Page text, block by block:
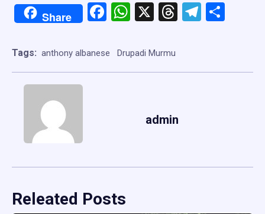
Share Facebook
WhatsApp
X Threads
Tags: anthony albanese Drupadi Murmu
admin
Releated Posts